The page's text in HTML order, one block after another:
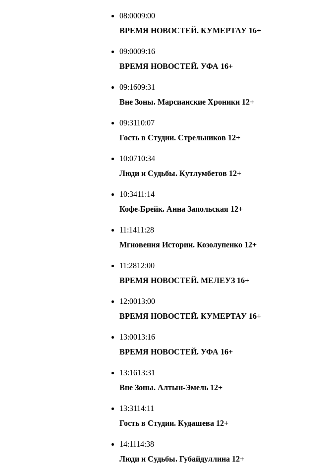
08:0009:00
ВРЕМЯ НОВОСТЕЙ. КУМЕРТАУ 16+
09:0009:16
ВРЕМЯ НОВОСТЕЙ. УФА 16+
09:1609:31
Вне Зоны. Марсианские Хроники 12+
09:3110:07
Гость в Студии. Стрельников 12+
10:0710:34
Люди и Судьбы. Кутлумбетов 12+
10:3411:14
Кофе-Брейк. Анна Запольская 12+
11:1411:28
Мгновения Истории. Козолупенко 12+
11:2812:00
ВРЕМЯ НОВОСТЕЙ. МЕЛЕУЗ 16+
12:0013:00
ВРЕМЯ НОВОСТЕЙ. КУМЕРТАУ 16+
13:0013:16
ВРЕМЯ НОВОСТЕЙ. УФА 16+
13:1613:31
Вне Зоны. Алтын-Эмель 12+
13:3114:11
Гость в Студии. Кудашева 12+
14:1114:38
Люди и Судьбы. Губайдуллина 12+